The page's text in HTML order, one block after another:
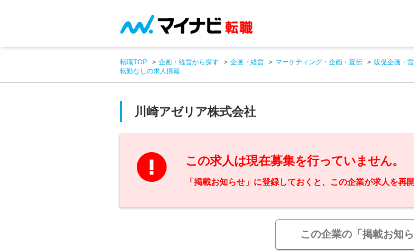
転職TOP 企画・経営から探す 企画・経営 マーケティング・企画・宣伝 販促企画・
転勤なしの求人情報
川崎アゼリア株式会社
この求人は現在募集を行っていません。
「掲載お知らせ」に登録しておくと、この企業が求人を再
この企業の「掲載お知